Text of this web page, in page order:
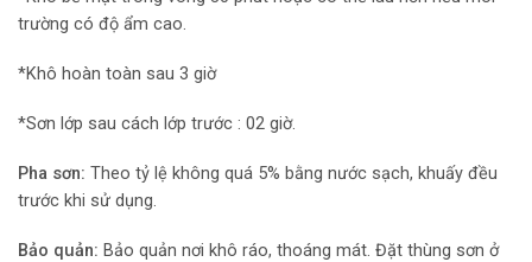
trường có độ ẩm cao.
*Khô hoàn toàn sau 3 giờ
*Sơn lớp sau cách lớp trước : 02 giờ.
Pha sơn: Theo tỷ lệ không quá 5% bằng nước sạch, khuấy đều
trước khi sử dụng.
Bảo quản: Bảo quản nơi khô ráo, thoáng mát. Đặt thùng sơn ở